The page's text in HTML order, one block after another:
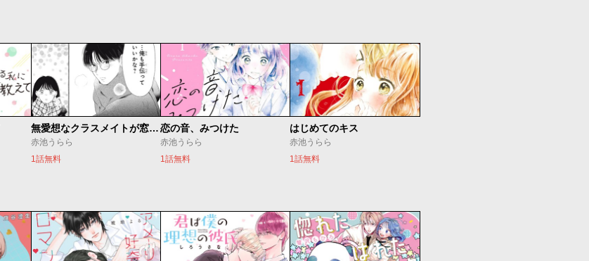
無愛想なクラスメイトが窓際で
赤池うらら
1話無料
恋の音、みつけた
赤池うらら
1話無料
はじめてのキス
赤池うらら
1話無料